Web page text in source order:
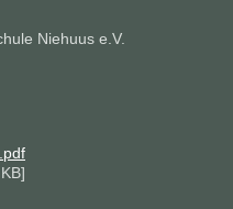
Niehuus e.V.